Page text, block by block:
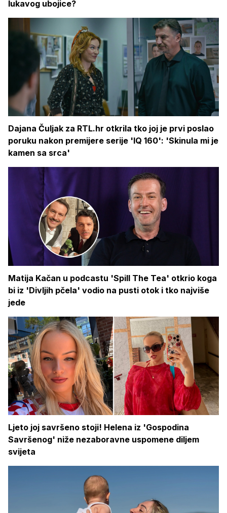
lukavog ubojice?
Dajana Čuljak za RTL.hr otkrila tko joj je prvi poslao
poruku nakon premijere serije 'IQ 160': 'Skinula mi je
kamen sa srca'
Matija Kačan u podcastu 'Spill The Tea' otkrio koga
bi iz 'Divljih pčela' vodio na pusti otok i tko najviše
jede
Ljeto joj savršeno stoji! Helena iz 'Gospodina
Savršenog' niže nezaboravne uspomene diljem
svijeta